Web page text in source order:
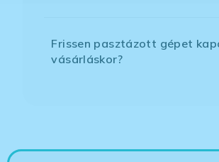
Frissen pasztázott gépet
vásárláskor?